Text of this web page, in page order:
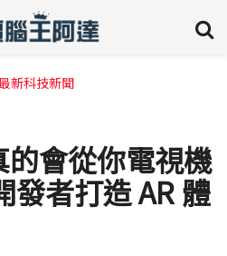
新科技新聞
會從你電視機
發者打造 AR 體